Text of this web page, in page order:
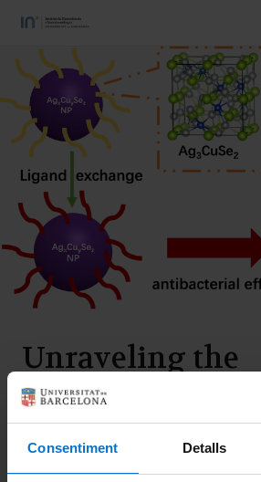
Consentiment Detalls
Unraveling the
Formation of
AgCuSe
Nanophases